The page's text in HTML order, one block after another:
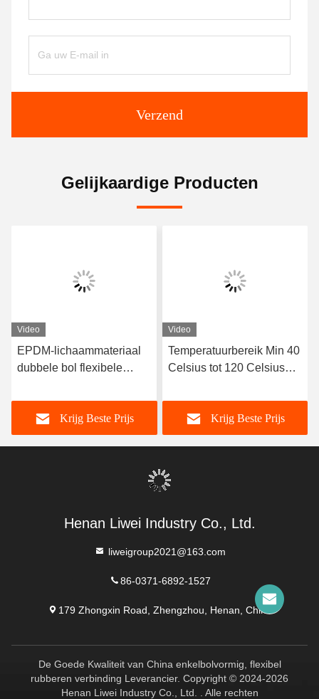
Verzend
Gelijkaardige Producten
Video
EPDM-lichaammateriaal
dubbele bol flexibele
ontworpen met flenzen die
afdichting en flexibiliteit
garanderen in
Krijg Beste Prijs
Video
Temperatuurbereik Min 40
Celsius tot 120 Celsius
Rubberen Verbinding
Lange Levensduur OEM
Custom Ondersteuning
Krijg Beste Prijs
Henan Liwei Industry Co., Ltd.
liweigroup2021@163.com
86-0371-6892-1527
179 Zhongxin Road, Zhengzhou, Henan, China
De Goede Kwaliteit van China enkelbolvormig, flexibel
rubberen verbinding Leverancier. Copyright © 2024-2026
Henan Liwei Industry Co., Ltd. . Alle rechten